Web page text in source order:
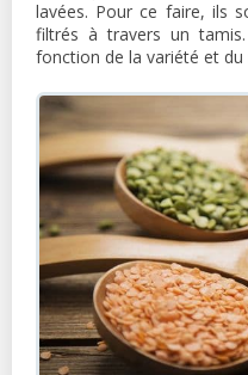
lavées. Pour ce faire, ils
filtrés à travers un
fonction de la variété et